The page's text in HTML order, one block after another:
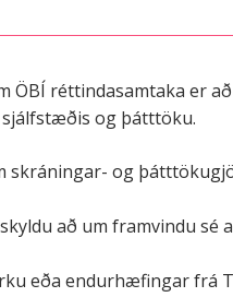
ÖBÍ réttindasamtaka er
og þátttöku.
skráningar- og
að um framvindu sé
eða endurhæfingar frá